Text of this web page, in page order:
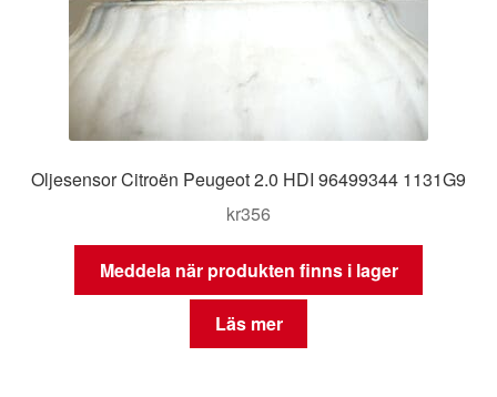
Oljesensor Citroën Peugeot 2.0 HDI 96499344 1131G9
kr356
Meddela när produkten finns i lager
Läs mer